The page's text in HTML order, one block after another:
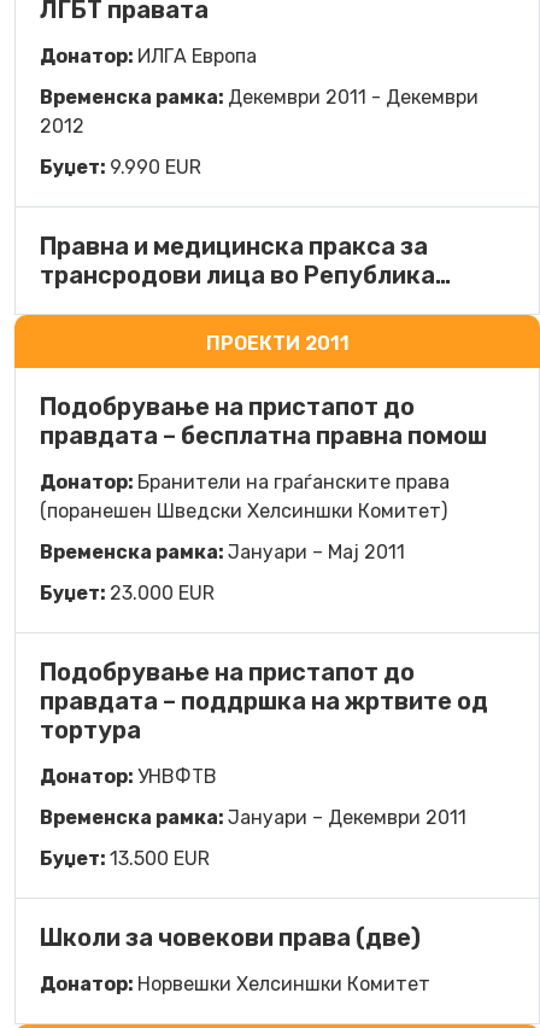
ЛГБТ правата
Донатор: ИЛГА Европа
Временска рамка: Декември 2011 - Декември
2012
Буџет: 9.990 EUR
Правна и медицинска пракса за
трансродови лица во Република…
ПРОЕКТИ 2011
Подобрување на пристапот до
правдата – бесплатна правна помош
Донатор: Бранители на граѓанските права
(поранешен Шведски Хелсиншки Комитет)
Временска рамка: Јануари – Mај 2011
Буџет: 23.000 EUR
Подобрување на пристапот до
правдата – поддршка на жртвите од
тортура
Донатор: УНВФТВ
Временска рамка: Јануари – Декември 2011
Буџет: 13.500 EUR
Школи за човекови права (две)
Донатор: Норвешки Хелсиншки Комитет